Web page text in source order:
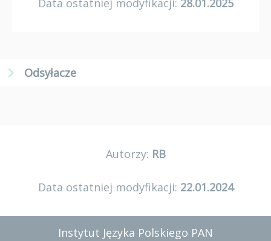
Data ostatniej modyfikacji: 28.01.2025
Odsyłacze
Autorzy: RB
Data ostatniej modyfikacji: 22.01.2024
Instytut Języka Polskiego PAN